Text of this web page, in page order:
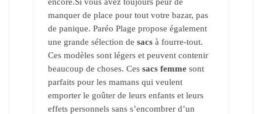
manquer de place pour tout votre bazar, pas
de panique. Paréo Plage propose également
une grande sélection de sacs à fourre-tout.
Ces modèles sont légers et peuvent contenir
beaucoup de choses. Ces sacs femme sont
parfaits pour les mamans qui veulent
emporter le goûter de leurs enfants et leurs
effets personnels sans s’encombrer d’un